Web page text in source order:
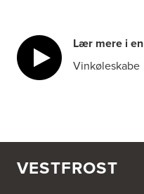
Lær mere i
Vinkøleskabe
VESTFROST